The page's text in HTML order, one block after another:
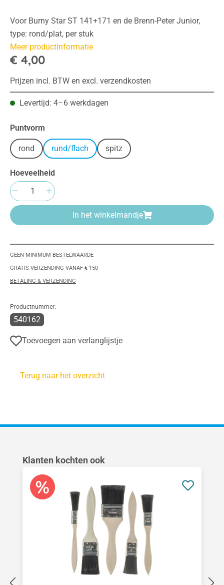
Voor Burny Star ST 141+171 en de Brenn-Peter Junior,
type: rond/plat, per stuk
Meer productinformatie
€ 4,00
Prijzen incl. BTW en excl. verzendkosten
Levertijd: 4–6 werkdagen
Selecteer
Puntvorm
rond rund/flach spitz
Hoeveelheid
Producthoeveelheid: Voer de gewenste
In het winkelmandje
GEEN MINIMUM BESTELWAARDE
GRATIS VERZENDING VANAF € 150
BETALING & VERZENDING
Productnummer:
540162
Toevoegen aan verlanglijstje
Terug naar het overzicht
Productgalerij overslaan
Klanten kochten ook